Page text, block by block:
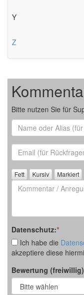
Y
Z
Bitte nutzen Sie für
Name
oder
Alias
Email
(für
Rückfrage)
Kommentar
/
Anregung
Datenschutz:*
Ich habe die
akzeptiere diese
Bewertung (freiwillig)